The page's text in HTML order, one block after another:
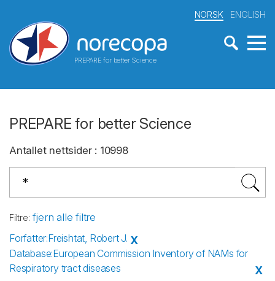
PREPARE for better Science
NORSK ENGLISH
PREPARE for better Science
Antallet nettsider: 10998
Filtre: fjern alle filtre
Forfatter:Freishtat, Robert J. X
Database:European Commission Inventory of NAMs for
Respiratory tract diseases
X